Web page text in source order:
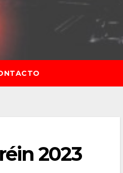
2023